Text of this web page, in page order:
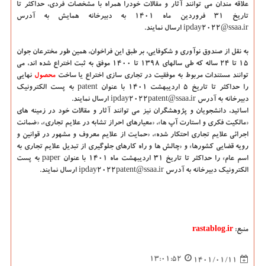
علاقه مندان می توانند آثار و مقالات خودرا همراه با مشخصات فردی، حداکثر تا
تاریخ ۳۱ فروردین ماه ۱۴۰۱ به دبیرخانه همایش به آدرس
ipday2022@ssaa.ir ارسال نمایند.
به نقل از صندوق نوآوری و شکوفایی، بر طبق این فراخوان، همین طور مخترعان جوان
۱۵ تا ۲۴ ساله
که طی سالهای ۱۳۹۸ تا ۱۴۰۰ موفق به ثبت اختراع شده اند، می
توانند مستندات مربوط به موفقیت در تجاری سازی اختراع یا ساختمحصول نهایی
را حداکثر تا تاریخ ۵ اردیبهشت ۱۴۰۱ با عنوان patent به پست الکترونیک
دبیرخانه به آدرس ipday2022patent@ssaa.ir ارسال نمایند.
اساتید، دانشجویان و پژوهشگراننیز می توانند آثار و مقالات خود در زمینه های
«مالکیت فکری و استارت آپ ها»، «معیارهای احراز تشابه در علایم تجاری»، «ضمانت
اجرائی علایم تجاری احتکار شده»، «حمایت از علایم معروف و مشهور در قوانین و
رویه قضایی کشورها» و «چالش ها و راه کارهای جلوگیری از تبدیل علایم تجاری به
اسم عام» را حداکثر تا تاریخ ۳۱ اردیبهشت ماه ۱۴۰۱ با عنوان paper به پست
الکترونیک دبیرخانه به آدرس ipday2022patent@ssaa.ir ارسال نمایند.
منبع: rastablog.ir
1401/01/11
13:01:52